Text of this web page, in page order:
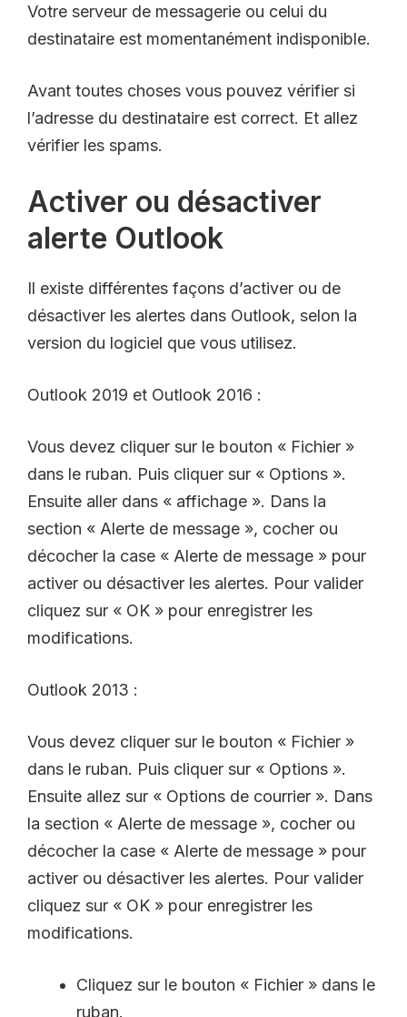
Votre serveur de messagerie ou celui du
destinataire est momentanément indisponible.
Avant toutes choses vous pouvez vérifier si
l’adresse du destinataire est correct. Et allez
vérifier les spams.
Activer ou désactiver
alerte Outlook
Il existe différentes façons d’activer ou de
désactiver les alertes dans Outlook, selon la
version du logiciel que vous utilisez.
Outlook 2019 et Outlook 2016 :
Vous devez cliquer sur le bouton « Fichier »
dans le ruban. Puis cliquer sur « Options ».
Ensuite aller dans « affichage ». Dans la
section « Alerte de message », cocher ou
décocher la case « Alerte de message » pour
activer ou désactiver les alertes. Pour valider
cliquez sur « OK » pour enregistrer les
modifications.
Outlook 2013 :
Vous devez cliquer sur le bouton « Fichier »
dans le ruban. Puis cliquer sur « Options ».
Ensuite allez sur « Options de courrier ». Dans
la section « Alerte de message », cocher ou
décocher la case « Alerte de message » pour
activer ou désactiver les alertes. Pour valider
cliquez sur « OK » pour enregistrer les
modifications.
Cliquez sur le bouton « Fichier » dans le
ruban.